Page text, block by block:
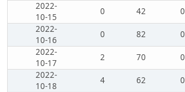
2022-
10-15
0 42 0
2022-
10-16
0 82 0
2022-
10-17
2 70 0
2022-
10-18
4 62 0